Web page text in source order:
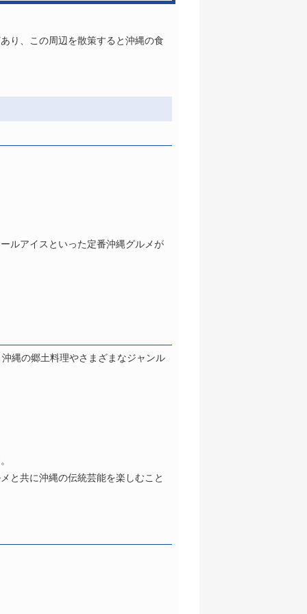
り、この周辺を散策すると沖縄の食
ルアイスといった定番沖縄グルメが
縄の郷土料理やさまざまなジャンル
と共に沖縄の伝統芸能を楽しむこと